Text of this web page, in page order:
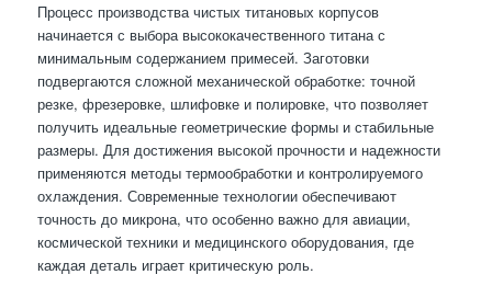
Процесс производства чистых титановых корпусов
начинается с выбора высококачественного титана с
минимальным содержанием примесей. Заготовки
подвергаются сложной механической обработке: точной
резке, фрезеровке, шлифовке и полировке, что позволяет
получить идеальные геометрические формы и стабильные
размеры. Для достижения высокой прочности и надежности
применяются методы термообработки и контролируемого
охлаждения. Современные технологии обеспечивают
точность до микрона, что особенно важно для авиации,
космической техники и медицинского оборудования, где
каждая деталь играет критическую роль.